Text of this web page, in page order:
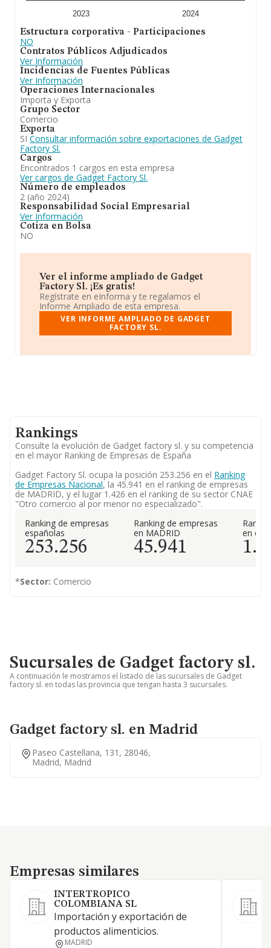
los 18 años desde la constitución.
compra, venta, distribución, comercialización,
exportación e importación de toda clase de artículos de
regalo. En el ranking de su sector, es decir %cnae%, ha
experimentado una subida. Se ha posicionado mejor en
el ranking nacional (de todas las empresas presentes en
el territorio) frente al 2023.
2023 2024
Estructura corporativa - Participaciones
NO
Contratos Públicos Adjudicados
Ver Información
Incidencias de Fuentes Públicas
Ver Información
Operaciones Internacionales
Importa y Exporta
Grupo Sector
Comercio
Exporta
SI Consultar información sobre exportaciones de Gadget
Factory Sl.
Cargos
Encontrados 1 cargos en esta empresa
Ver cargos de Gadget Factory Sl.
Número de empleados
2 (año 2024)
Responsabilidad Social Empresarial
Ver Información
Cotiza en Bolsa
NO
Ver el informe ampliado de Gadget
Factory Sl. ¡Es gratis!
Regístrate en eInforma y te regalamos el
Informe Ampliado de esta empresa.
VER INFORME AMPLIADO DE GADGET
FACTORY SL.
Rankings
Consulte la evolución de Gadget factory sl. y su competencia
en el mayor Ranking de Empresas de España
Gadget Factory Sl. ocupa la posición 253.256 en el Ranking
de Empresas Nacional, la 45.941 en el ranking de empresas
de MADRID, y el lugar 1.426 en el ranking de su sector CNAE
"Otro comercio al por menor no especializado".
Ranking de empresas
españolas
253.256
Ranking de empresas
en MADRID
45.941
en el
*Sector: Comercio
Sucursales de Gadget factory sl.
A continuación le mostramos el listado de las sucursales de Gadget
factory sl. en todas las provincia que tengan hasta 3 sucursales.
Gadget factory sl. en Madrid
Paseo Castellana, 131, 28046,
Madrid, Madrid
Empresas similares
Empresas similares
INTERTROPICO
COLOMBIANA SL
Importación y exportación de
productos alimenticios.
MADRID